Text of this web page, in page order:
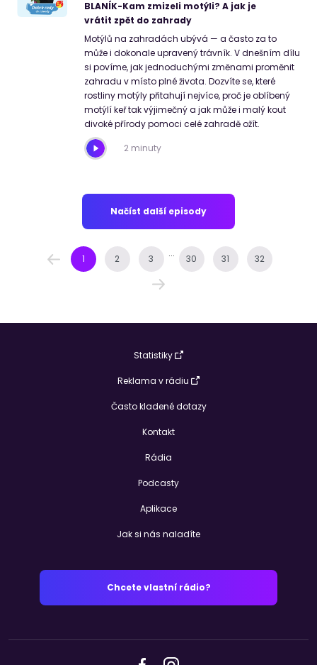
BLANÍK-Kam zmizeli motýli? A jak je
vrátit zpět do zahrady
Motýlů na zahradách ubývá — a často za to
může i dokonale upravený trávník. V dnešním dílu
si povíme, jak jednoduchými změnami proměnit
zahradu v místo plné života. Dozvíte se, které
rostliny motýly přitahují nejvíce, proč je oblíbený
motýlí keř tak výjimečný a jak může i malý kout
divoké přírody pomoci celé zahradě ožít.
2 minuty
Načíst další episody
1 2 3 ... 30 31 32
Statistiky
Reklama v rádiu
Často kladené dotazy
Kontakt
Rádia
Podcasty
Aplikace
Jak si nás naladíte
Chcete vlastní rádio?